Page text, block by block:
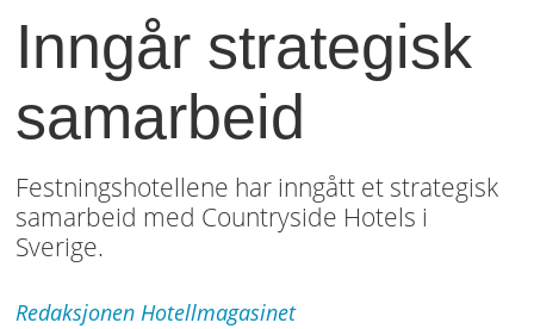
Inngår strategisk
samarbeid
Festningshotellene har inngått et strategisk
samarbeid med Countryside Hotels i
Sverige.
Redaksjonen Hotellmagasinet